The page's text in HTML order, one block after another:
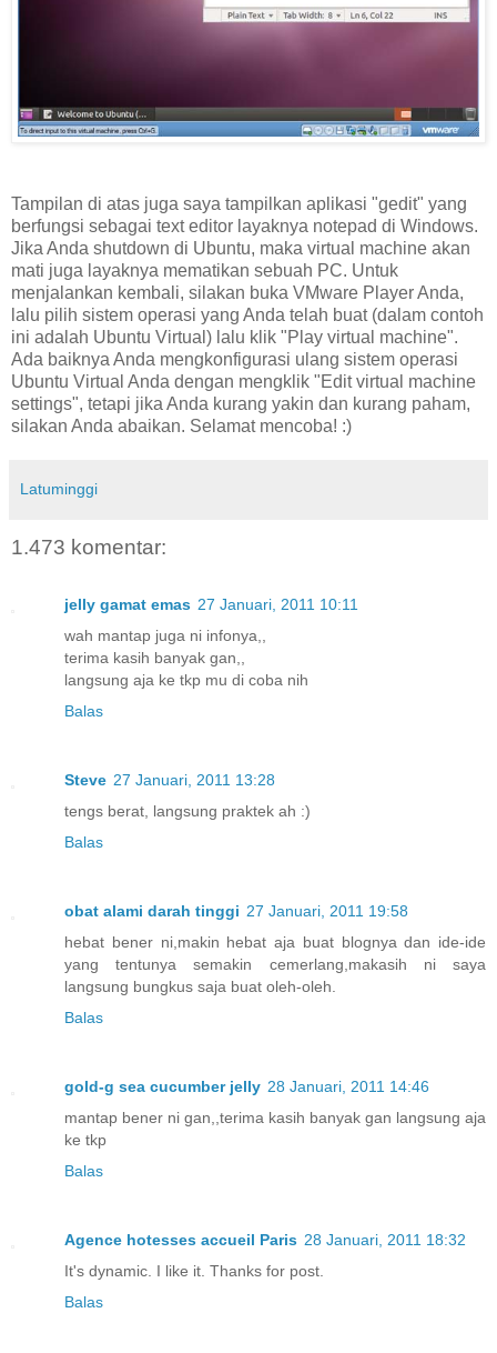
Tampilan di atas juga saya tampilkan aplikasi "gedit" yang
berfungsi sebagai text editor layaknya notepad di Windows.
Jika Anda shutdown di Ubuntu, maka virtual machine akan
mati juga layaknya mematikan sebuah PC. Untuk
menjalankan kembali, silakan buka VMware Player Anda,
lalu pilih sistem operasi yang Anda telah buat (dalam contoh
ini adalah Ubuntu Virtual) lalu klik "Play virtual machine".
Ada baiknya Anda mengkonfigurasi ulang sistem operasi
Ubuntu Virtual Anda dengan mengklik "Edit virtual machine
settings", tetapi jika Anda kurang yakin dan kurang paham,
silakan Anda abaikan. Selamat mencoba! :)
Latuminggi
1.473 komentar:
jelly gamat emas 27 Januari, 2011 10:11
wah mantap juga ni infonya,,
terima kasih banyak gan,,
langsung aja ke tkp mu di coba nih
Balas
Steve 27 Januari, 2011 13:28
tengs berat, langsung praktek ah :)
Balas
obat alami darah tinggi 27 Januari, 2011 19:58
hebat bener ni,makin hebat aja buat blognya dan ide-ide
yang tentunya semakin cemerlang,makasih ni saya
langsung bungkus saja buat oleh-oleh.
Balas
gold-g sea cucumber jelly 28 Januari, 2011 14:46
mantap bener ni gan,,terima kasih banyak gan langsung aja
ke tkp
Balas
Agence hotesses accueil Paris 28 Januari, 2011 18:32
It's dynamic. I like it. Thanks for post.
Balas